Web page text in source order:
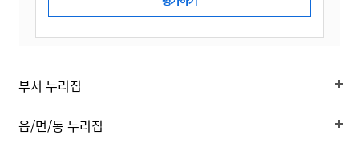
부서 누리집
읍/면/동 누리집